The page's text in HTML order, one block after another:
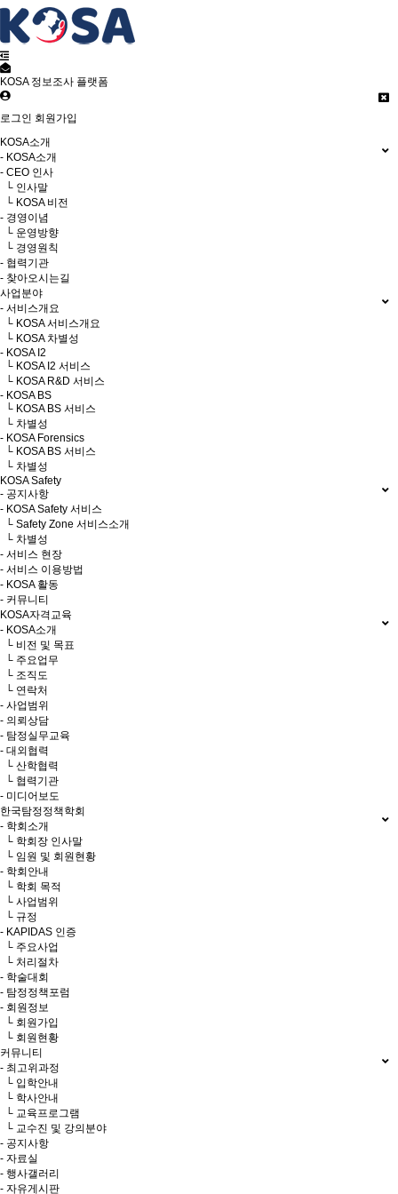
KOSA 정보조사 플랫폼
로그인 회원가입
KOSA소개
- KOSA소개
- CEO 인사
└ 인사말
└ KOSA 비전
- 경영이념
└ 운영방향
└ 경영원칙
- 협력기관
- 찾아오시는길
사업분야
- 서비스개요
└ KOSA 서비스개요
└ KOSA 차별성
- KOSA I2
└ KOSA I2 서비스
└ KOSA R&D 서비스
- KOSA BS
└ KOSA BS 서비스
└ 차별성
- KOSA Forensics
└ KOSA BS 서비스
└ 차별성
KOSA Safety
- 공지사항
- KOSA Safety 서비스
└ Safety Zone 서비스소개
└ 차별성
- 서비스 현장
- 서비스 이용방법
- KOSA 활동
- 커뮤니티
KOSA자격교육
- KOSA소개
└ 비전 및 목표
└ 주요업무
└ 조직도
└ 연락처
- 사업범위
- 의뢰상담
- 탐정실무교육
- 대외협력
└ 산학협력
└ 협력기관
- 미디어보도
한국탐정정책학회
- 학회소개
└ 학회장 인사말
└ 임원 및 회원현황
- 학회안내
└ 학회 목적
└ 사업범위
└ 규정
- KAPIDAS 인증
└ 주요사업
└ 처리절차
- 학술대회
- 탐정정책포럼
- 회원정보
└ 회원가입
└ 회원현황
커뮤니티
- 최고위과정
└ 입학안내
└ 학사안내
└ 교육프로그램
└ 교수진 및 강의분야
- 공지사항
- 자료실
- 행사갤러리
- 자유게시판